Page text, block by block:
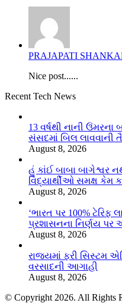
PRAJAPATI
Nice post......
Recent Tech News
13 વર્ષથી નાની ઉંમરના
સંસદમાં બિલ લાવવાની
August 8, 2026
હું કાંઈ બાબા બાગેશ્વર
વિદ્યાર્થીઓ સમક્ષ કેમ
August 8, 2026
‘ભારત પર 100% ટેરિફ
પ્રશાસનના નિર્ણય પર
August 8, 2026
રાજ્યમાં ફરી સિસ્ટમ
વરસાદની આગાહી
August 8, 2026
© Copyright 2026. All Rights